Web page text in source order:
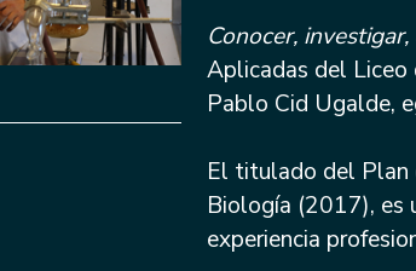
Conocer,
Aplicadas del Liceo
Pablo Cid Ugalde,
El titulado del Plan
Biología (2017), es
experiencia